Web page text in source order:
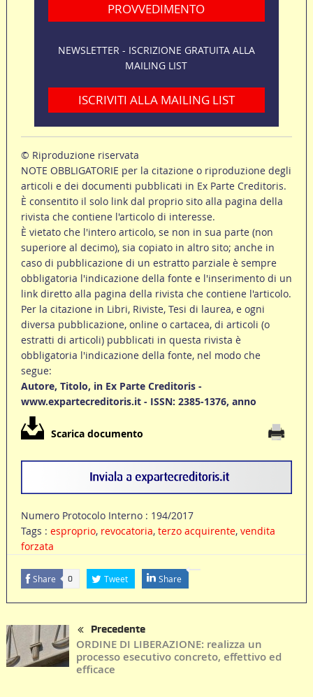
PROVVEDIMENTO
NEWSLETTER - ISCRIZIONE GRATUITA ALLA
MAILING LIST
ISCRIVITI ALLA MAILING LIST
© Riproduzione riservata
NOTE OBBLIGATORIE per la citazione o riproduzione degli
articoli e dei documenti pubblicati in Ex Parte Creditoris.
È consentito il solo link dal proprio sito alla pagina della
rivista che contiene l'articolo di interesse.
È vietato che l'intero articolo, se non in sua parte (non
superiore al decimo), sia copiato in altro sito; anche in
caso di pubblicazione di un estratto parziale è sempre
obbligatoria l'indicazione della fonte e l'inserimento di un
link diretto alla pagina della rivista che contiene l'articolo.
Per la citazione in Libri, Riviste, Tesi di laurea, e ogni
diversa pubblicazione, online o cartacea, di articoli (o
estratti di articoli) pubblicati in questa rivista è
obbligatoria l'indicazione della fonte, nel modo che
segue:
Autore, Titolo, in Ex Parte Creditoris -
www.expartecreditoris.it - ISSN: 2385-1376, anno
Scarica documento
Numero Protocolo Interno : 194/2017
Tags : esproprio, revocatoria, terzo acquirente, vendita
forzata
Share 0 Tweet Share
Precedente
ORDINE DI LIBERAZIONE: realizza un
processo esecutivo concreto, effettivo ed
efficace